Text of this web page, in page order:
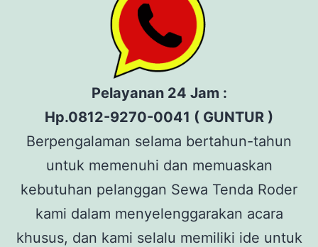
Pelayanan 24 Jam :
Hp.0812-9270-0041 ( GUNTUR )
Berpengalaman selama bertahun-tahun
untuk memenuhi dan memuaskan
kebutuhan pelanggan Sewa Tenda Roder
kami dalam menyelenggarakan acara
khusus, dan kami selalu memiliki ide untuk